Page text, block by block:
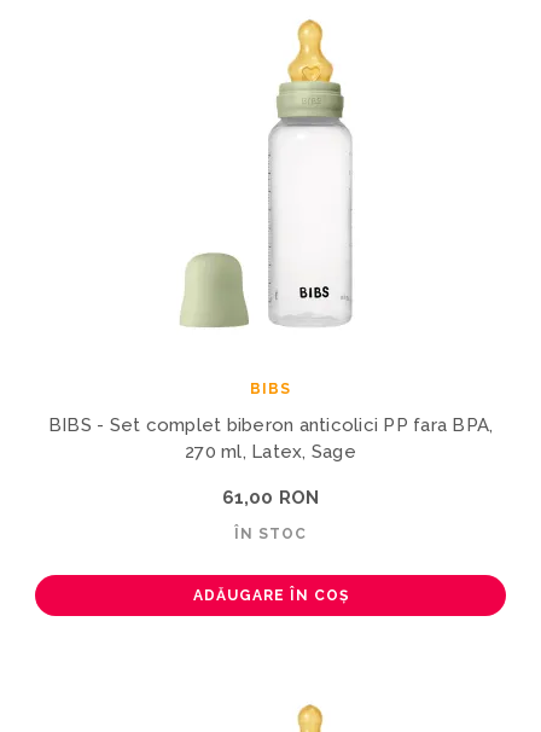
BIBS
BIBS - Set complet biberon anticolici PP fara BPA,
270 ml, Latex, Sage
61,00 RON
ÎN STOC
ADĂUGARE ÎN COȘ